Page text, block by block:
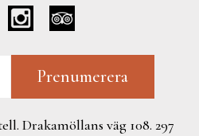
Drakamöllans väg 108. 297